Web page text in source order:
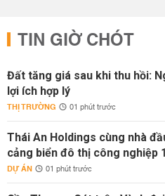
TIN GIỜ CHÓT
Đất tăng giá sau khi thu hồi:
lợi ích hợp lý
THỊ TRƯỜNG 01 phút trước
Thái An Holdings cùng nhà
cảng biển đô thị công nghiệp
DỰ ÁN 01 phút trước